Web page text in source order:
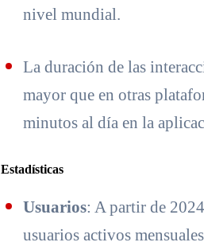
nivel mundial.
La duración de las
mayor que en otras
minutos al día en la
Estadísticas
Usuarios: A partir de
usuarios activos